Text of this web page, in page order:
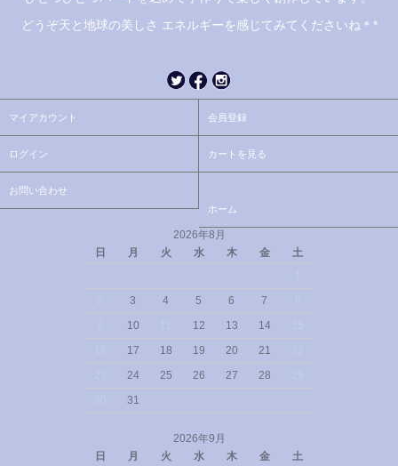
どうぞ天と地球の美しさ エネルギーを感じてみてくださいね＊*
マイアカウント 会員登録
ログイン カートを見る
お問い合わせ
ホーム
2026年8月
日
月 火 水 木 金
土
3 4 5 6 7
10 12 13 14
17 18 19 20 21
24 25 26 27 28
31
2026年9月
日
月 火 水 木 金 土